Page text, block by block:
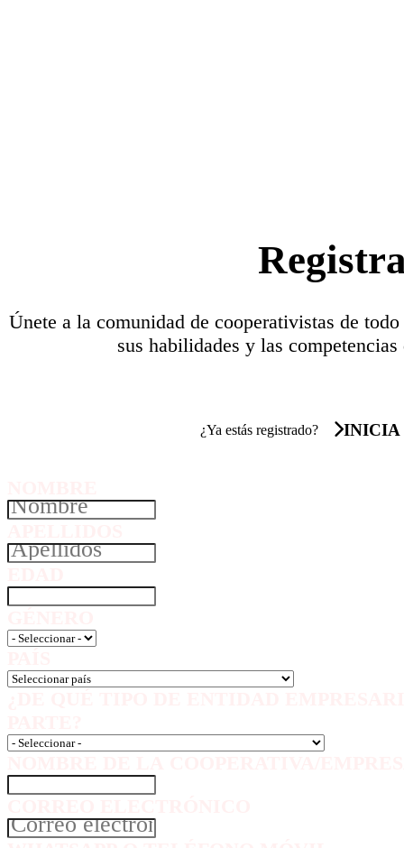
Únete a la comunidad de cooperativistas de
sus habilidades y las
¿Ya estás registrado? INICIA